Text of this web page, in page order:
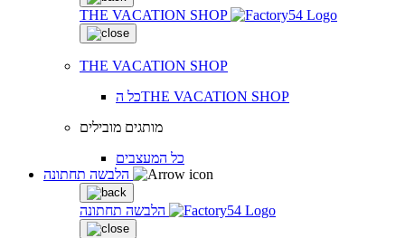
THE VACATION SHOP
THE VACATION SHOP
כל הTHE VACATION SHOP
מותגים מובילים
כל המעצבים
הלבשה תחתונה